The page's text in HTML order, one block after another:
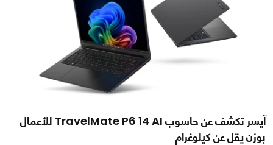
آيسر تكشف عن حاسوب TravelMate P6 14 AI للأعمال
بوزن يقل عن كيلوغرام